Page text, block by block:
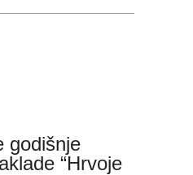
godišnje
“Hrvoje